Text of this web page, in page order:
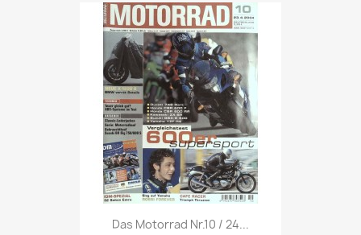
Vorschau
Das Motorrad Nr.10 / 24...